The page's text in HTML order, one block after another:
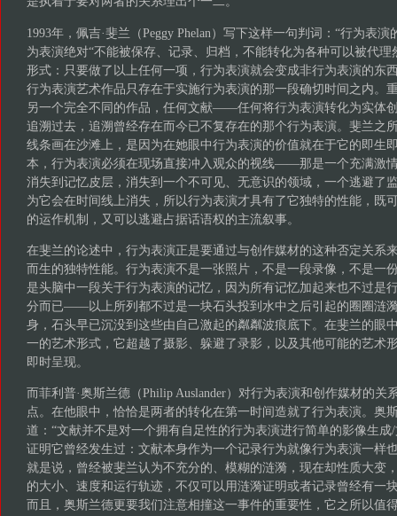
1993年，佩吉·斐兰（Peggy Phelan）写下这样一句判词：“行为表
为表演绝对“不能被保存、记录、归档，不能转化为各种可以被代
形式：只要做了以上任何一项，行为表演就会变成非行为表演的东
行为表演艺术作品只存在于实施行为表演的那一段确切时间之内。
另一个完全不同的作品，任何文献——任何将行为表演转化为实体
追溯过去，追溯曾经存在而今已不复存在的那个行为表演。斐兰之
线条画在沙滩上，是因为在她眼中行为表演的价值就在于它的即生
本，行为表演必须在现场直接冲入观众的视线——那是一个充满激
消失到记忆皮层，消失到一个不可见、无意识的领域，一个逃避了
为它会在时间线上消失，所以行为表演才具有了它独特的性能，既
的运作机制，又可以逃避占据话语权的主流叙事。
在斐兰的论述中，行为表演正是要通过与创作媒材的这种否定关系
而生的独特性能。行为表演不是一张照片，不是一段录像，不是一
是头脑中一段关于行为表演的记忆，因为所有记忆加起来也不过是
分而已——以上所列都不过是一块石头投到水中之后引起的圈圈涟
身，石头早已沉没到这些由自己激起的粼粼波痕底下。在斐兰的眼
一的艺术形式，它超越了摄影、躲避了录影，以及其他可能的艺术
即时呈现。
而菲利普·奥斯兰德（Philip Auslander）对行为表演和创作媒材的关
点。在他眼中，恰恰是两者的转化在第一时间造就了行为表演。奥
道：“文献并不是对一个拥有自足性的行为表演进行简单的影像生
证明它曾经发生过：文献本身作为一个记录行为就像行为表演一样
就是说，曾经被斐兰认为不充分的、模糊的涟漪，现在却性质大变
的大小、速度和运行轨迹，不仅可以用涟漪证明或者记录曾经有一
而且，奥斯兰德更要我们注意相撞这一事件的重要性，它之所以值